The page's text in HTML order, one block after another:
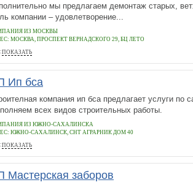
мы предлагаем демонтаж старых,
компании – удовлетворение...
ИЗ МОСКВЫ
МОСКВА, ПРОСПЕКТ ВЕРНАДСКОГО 29, БЦ ЛЕТО
ПОКАЗАТЬ
+7 (926) 626-68-58
Ип бса
компания ип бса предлагает услуги по
всех видов строительных работы.
ИЗ ЮЖНО-САХАЛИНСКА
ЮЖНО-САХАЛИНСК, СНТ АГРАРНИК ДОМ 40
ПОКАЗАТЬ
+79842871806
Мастерская заборов